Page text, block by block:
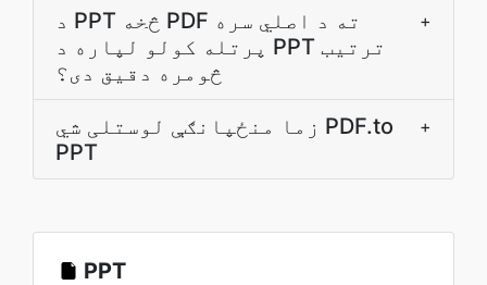
د PPT څخه PDF ته د اصلي سره
پرتله کولو لپاره د PPT ترتیب
څومره دقیق دی؟
+
زما منځپانګې لوستلی شي PDF.to
PPT
+
PPT